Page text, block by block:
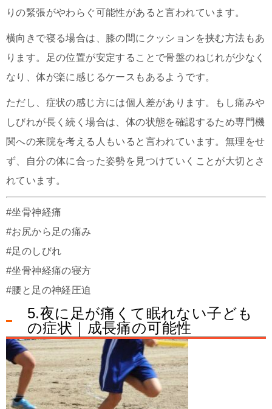
りの緊張がやわらぐ可能性があると言われています。
横向きで寝る場合は、膝の間にクッションを挟む方法もあ
ります。足の位置が安定することで骨盤のねじれが少なく
なり、体が楽に感じるケースもあるようです。
ただし、症状の感じ方には個人差があります。もし痛みや
しびれが長く続く場合は、体の状態を確認するため専門機
関への来院を考える人もいると言われています。無理をせ
ず、自分の体に合った姿勢を見つけていくことが大切とさ
れています。
#坐骨神経痛
#お尻から足の痛み
#足のしびれ
#坐骨神経痛の寝方
#腰と足の神経圧迫
5.夜に足が痛くて眠れない子ども
の症状｜成長痛の可能性